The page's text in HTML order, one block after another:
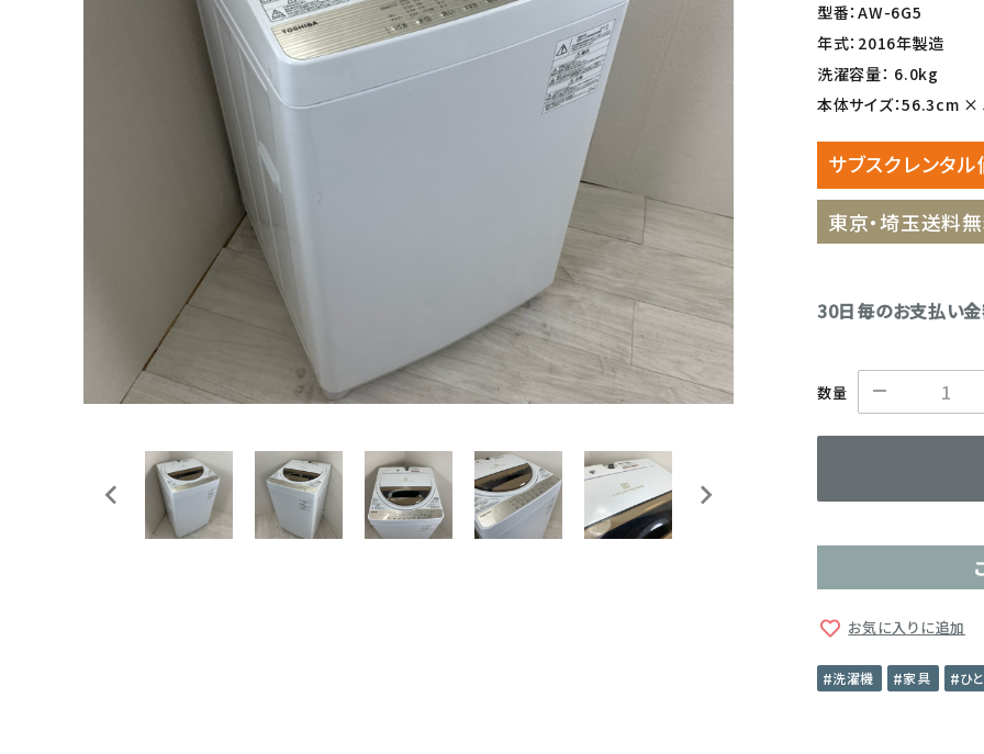
型番：AW-6G5
年式：2016年製造
洗濯容量： 6.0kg
本体サイズ：56.3cm
サブスクレンタ
東京・埼玉送料
30日毎のお支払い
数量
お気に入りに追加
洗濯機 家具 ひ